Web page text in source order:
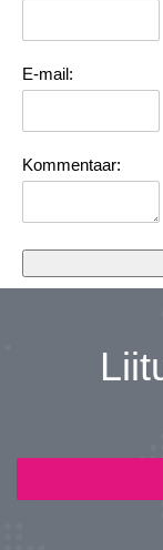
E-mail:
Kommentaar: